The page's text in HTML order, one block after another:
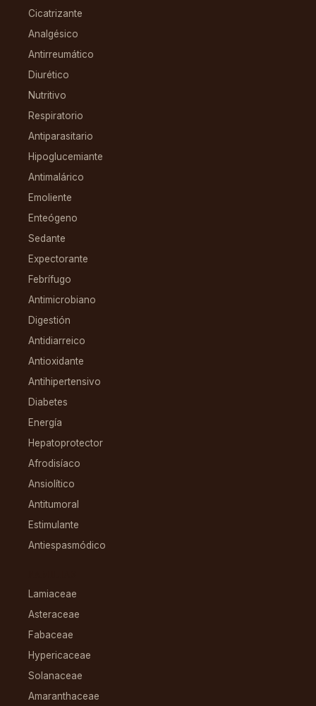
Cicatrizante
Analgésico
Antirreumático
Diurético
Nutritivo
Respiratorio
Antiparasitario
Hipoglucemiante
Antimalárico
Emoliente
Enteógeno
Sedante
Expectorante
Febrífugo
Antimicrobiano
Digestión
Antidiarreico
Antioxidante
Antihipertensivo
Diabetes
Energía
Hepatoprotector
Afrodisíaco
Ansiolítico
Antitumoral
Estimulante
Antiespasmódico
Lamiaceae
Asteraceae
Fabaceae
Hypericaceae
Solanaceae
Amaranthaceae